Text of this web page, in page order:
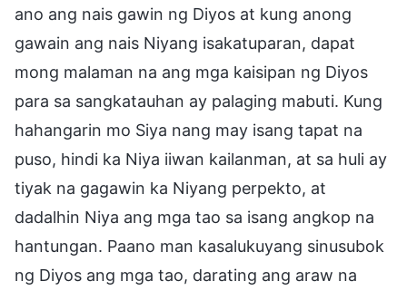
ano ang nais gawin ng Diyos at kung anong
gawain ang nais Niyang isakatuparan, dapat
mong malaman na ang mga kaisipan ng Diyos
para sa sangkatauhan ay palaging mabuti. Kung
hahangarin mo Siya nang may isang tapat na
puso, hindi ka Niya iiwan kailanman, at sa huli ay
tiyak na gagawin ka Niyang perpekto, at
dadalhin Niya ang mga tao sa isang angkop na
hantungan. Paano man kasalukuyang sinusubok
ng Diyos ang mga tao, darating ang araw na